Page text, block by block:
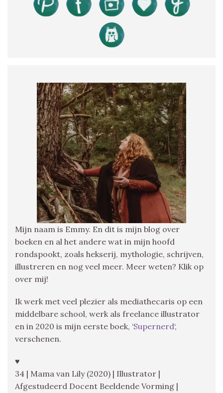
Mijn naam is Emmy. En dit is mijn blog over
boeken en al het andere wat in mijn hoofd
rondspookt, zoals hekserij, mythologie, schrijven,
illustreren en nog veel meer. Meer weten? Klik op
over mij!
Ik werk met veel plezier als mediathecaris op een
middelbare school, werk als freelance illustrator
en in 2020 is mijn eerste boek, ‘Supernerd‘,
verschenen.
♥
34 | Mama van Lily (2020) | Illustrator |
Afgestudeerd Docent Beeldende Vorming |